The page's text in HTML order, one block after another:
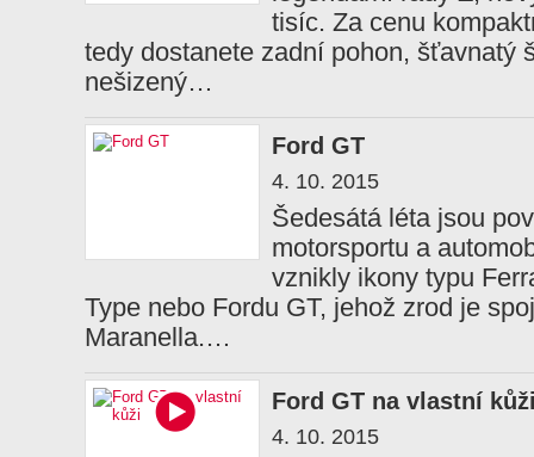
tisíc. Za cenu
tedy dostanete zadní pohon, šťavnatý
nešizený…
Ford GT
4. 10. 2015
Šedesátá léta jsou
motorsportu a
vznikly ikony typu
Type nebo Fordu GT, jehož zrod je
Maranella.…
Ford GT na vlastní
4. 10. 2015